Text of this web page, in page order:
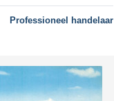
Professioneel handelaar